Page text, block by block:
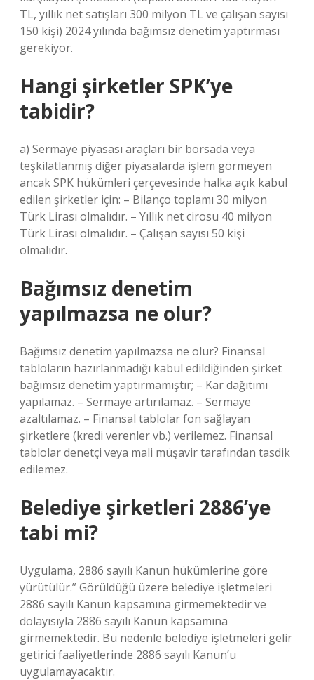
TL, yıllık net satışları 300 milyon TL ve çalışan sayısı
150 kişi) 2024 yılında bağımsız denetim yaptırması
gerekiyor.
Hangi şirketler SPK’ye
tabidir?
a) Sermaye piyasası araçları bir borsada veya
teşkilatlanmış diğer piyasalarda işlem görmeyen
ancak SPK hükümleri çerçevesinde halka açık kabul
edilen şirketler için: – Bilanço toplamı 30 milyon
Türk Lirası olmalıdır. – Yıllık net cirosu 40 milyon
Türk Lirası olmalıdır. – Çalışan sayısı 50 kişi
olmalıdır.
Bağımsız denetim
yapılmazsa ne olur?
Bağımsız denetim yapılmazsa ne olur? Finansal
tabloların hazırlanmadığı kabul edildiğinden şirket
bağımsız denetim yaptırmamıştır; – Kar dağıtımı
yapılamaz. – Sermaye artırılamaz. – Sermaye
azaltılamaz. – Finansal tablolar fon sağlayan
şirketlere (kredi verenler vb.) verilemez. Finansal
tablolar denetçi veya mali müşavir tarafından tasdik
edilemez.
Belediye şirketleri 2886’ye
tabi mi?
Uygulama, 2886 sayılı Kanun hükümlerine göre
yürütülür.” Görüldüğü üzere belediye işletmeleri
2886 sayılı Kanun kapsamına girmemektedir ve
dolayısıyla 2886 sayılı Kanun kapsamına
girmemektedir. Bu nedenle belediye işletmeleri gelir
getirici faaliyetlerinde 2886 sayılı Kanun’u
uygulamayacaktır.